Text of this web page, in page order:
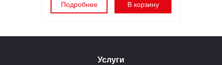
Подробнее В корзину
Услуги